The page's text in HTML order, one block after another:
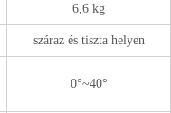
6,6 kg
száraz és tiszta helyen
0°~40°